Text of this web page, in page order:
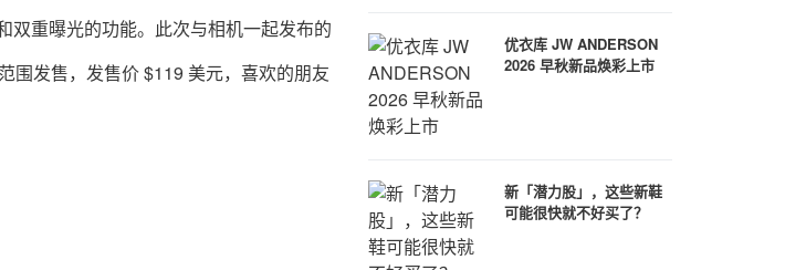
科 技
双重曝光的功能。此次与相机一起发布的
围发售，发售价 $119 美元，喜欢的朋友
优衣库 JW ANDERSON
2026 早秋新品焕彩上市
新「潜力股」，这些新鞋
可能很快就不好买了？